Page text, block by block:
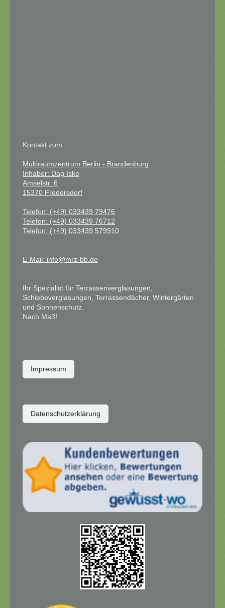
Kontakt zum
Multiraumzentrum Berlin - Brandenburg
Inhaber: Dag Iske
Amselstr. 6
15370 Fredersdorf
Telefon: (+49) 033439 79476
Telefon: (+49) 033439 76712
Telefon: (+49) 033439 579910
E-Mail: info@mrz-bb.de
Ihr Spezialist für Terrassenverglasungen,
Schiebeverglasungen, Terrassendächer, Wintergärten
und Sonnenschutz.
Nach Maß!
Impressum
Datenschutzerklärung